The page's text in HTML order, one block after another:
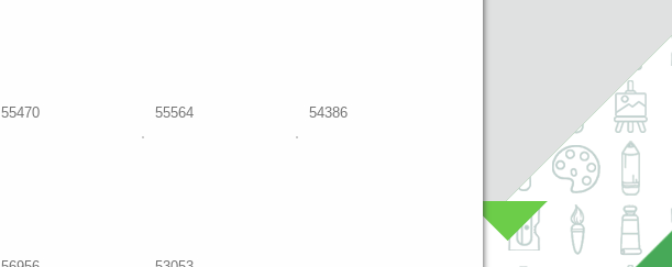
55470 55564 54386